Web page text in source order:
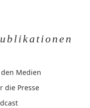
Medien
die Presse